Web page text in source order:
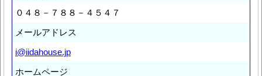
０４８－７８８－４５４７
メールアドレス
i@iidahouse.jp
ホームページ